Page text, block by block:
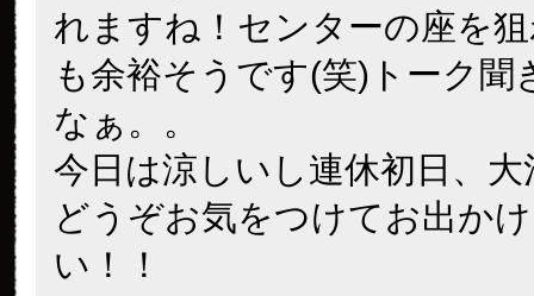
れますね！センターの座を
も余裕そうです(笑)トーク聞
なぁ。。
今日は涼しいし連休初日、
どうぞお気をつけてお出か
い！！